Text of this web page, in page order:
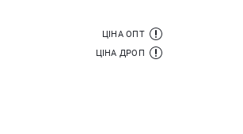
ЦІНА ОПТ
ЦІНА ДРОП